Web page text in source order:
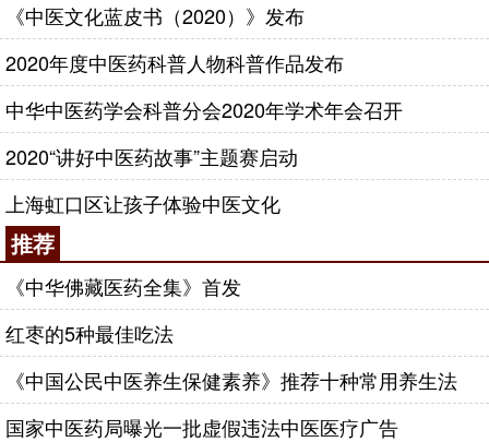
《中医文化蓝皮书（2020）》发布
2020年度中医药科普人物科普作品发布
中华中医药学会科普分会2020年学术年会召开
2020“讲好中医药故事”主题赛启动
上海虹口区让孩子体验中医文化
推荐
《中华佛藏医药全集》首发
红枣的5种最佳吃法
《中国公民中医养生保健素养》推荐十种常用养生法
国家中医药局曝光一批虚假违法中医医疗广告